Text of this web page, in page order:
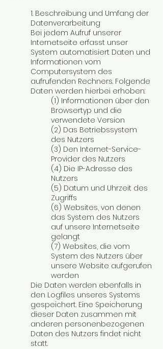
1. Beschreibung und Umfang der
Datenverarbeitung
Bei jedem Aufruf unserer
Internetseite erfasst unser
System automatisiert Daten und
Informationen vom
Computersystem des
aufrufenden Rechners. Folgende
Daten werden hierbei erhoben:
(1) Informationen über den
Browsertyp und die
verwendete Version
(2) Das Betriebssystem
des Nutzers
(3) Den Internet-Service-
Provider des Nutzers
(4) Die IP-Adresse des
Nutzers
(5) Datum und Uhrzeit des
Zugriffs
(6) Websites, von denen
das System des Nutzers
auf unsere Internetseite
gelangt
(7) Websites, die vom
System des Nutzers über
unsere Website aufgerufen
werden
Die Daten werden ebenfalls in
den Logfiles unseres Systems
gespeichert. Eine Speicherung
dieser Daten zusammen mit
anderen personenbezogenen
Daten des Nutzers findet nicht
statt.